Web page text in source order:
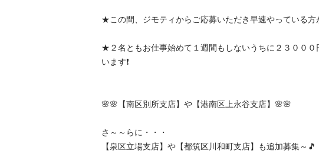
★この間、ジモティからご応募いただき早速やっている方
★２名ともお仕事始めて１週間もしないうちに２３０００
います❗️
🌸🌸【南区別所支店】や【港南区上永谷支店】🌸🌸
さ～～らに・・・
【泉区立場支店】や【都筑区川和町支店】も追加募集～🎵